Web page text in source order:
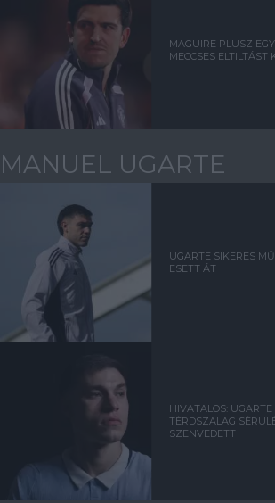
MAGUIRE PLUSZ EGY
MECCSES ELTILTÁST
MANUEL UGARTE
UGARTE SIKERES
ESETT ÁT
HIVATALOS: UGARTE
TÉRDSZALAG
SZENVEDETT